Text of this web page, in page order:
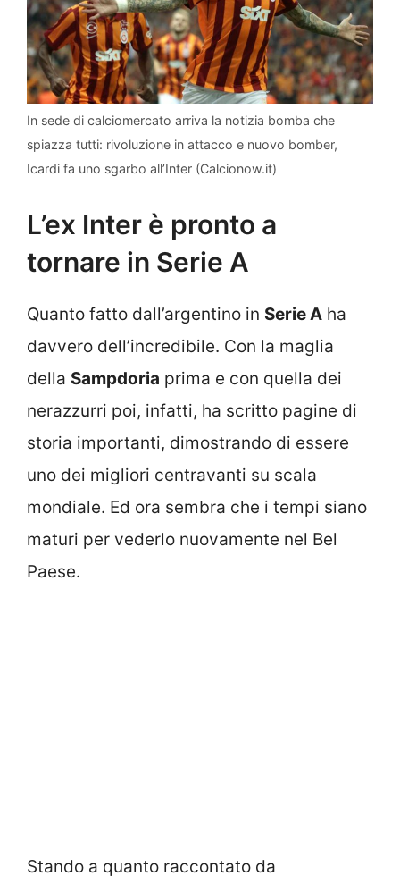
In sede di calciomercato arriva la notizia bomba che
spiazza tutti: rivoluzione in attacco e nuovo bomber,
Icardi fa uno sgarbo all’Inter (Calcionow.it)
L’ex Inter è pronto a
tornare in Serie A
Quanto fatto dall’argentino in Serie A ha
davvero dell’incredibile. Con la maglia
della Sampdoria prima e con quella dei
nerazzurri poi, infatti, ha scritto pagine di
storia importanti, dimostrando di essere
uno dei migliori centravanti su scala
mondiale. Ed ora sembra che i tempi siano
maturi per vederlo nuovamente nel Bel
Paese.
Stando a quanto raccontato da